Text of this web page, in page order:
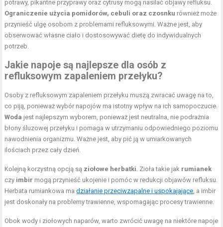
potrawy, pikantne przyprawy oraz cytrusy mogą nasilać objawy refluksu.
Ograniczenie użycia pomidorów, cebuli oraz czosnku również może
przynieść ulgę osobom z problemami refluksowymi. Ważne jest, aby
obserwować własne ciało i dostosowywać dietę do indywidualnych
potrzeb.
Jakie napoje są najlepsze dla osób z
refluksowym zapaleniem przełyku?
Osoby z refluksowym zapaleniem przełyku muszą zwracać uwagę na to,
co piją, ponieważ wybór napojów ma istotny wpływ na ich samopoczucie.
Woda jest najlepszym wyborem, ponieważ jest neutralna, nie podrażnia
błony śluzowej przełyku i pomaga w utrzymaniu odpowiedniego poziomu
nawodnienia organizmu. Ważne jest, aby pić ją w umiarkowanych
ilościach przez cały dzień.
Kolejną korzystną opcją są ziołowe herbatki . Zioła takie jak rumianek
czy imbir mogą przynieść ukojenie i pomóc w redukcji objawów refluksu.
Herbata rumiankowa madziałanie przeciwzapalne i uspokajające , a imbir
jest doskonały na problemy trawienne, wspomagając procesy trawienne.
Obok wody i ziołowych naparów, warto zwrócić uwagę na niektóre napoje